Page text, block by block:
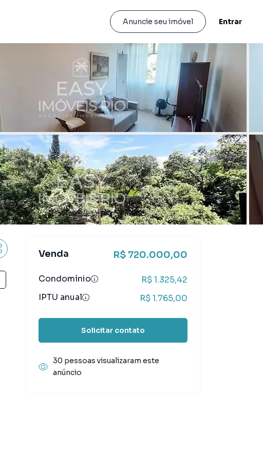
Anuncie seu imóvel Entrar
Venda R$ 720.000,00
Condomínio
R$ 1.325,42
IPTU anual
R$ 1.765,00
Solicitar contato
30 pessoas visualizaram este
anúncio